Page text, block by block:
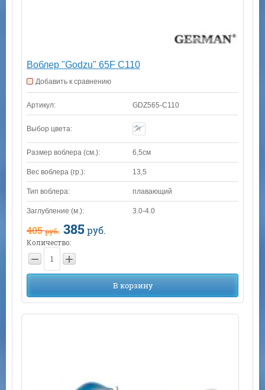
Воблер "Godzu" 65F C110
Добавить к сравнению
Артикул: GDZ565-C110
Выбор цвета:
Размер воблера (см.): 6,5см
Вес воблера (гр.): 13,5
Тип воблера: плавающий
Заглубление (м.): 3.0-4.0
405руб. 385руб.
Количество:
− +
В корзину